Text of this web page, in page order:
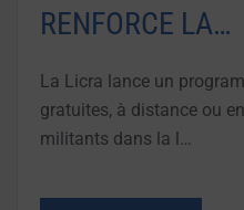
RENFORCE LA…
La Licra lance un
gratuites, à distance ou
militants dans la l…